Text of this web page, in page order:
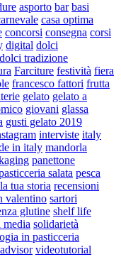
asporto bar basi
casa optima
concorsi consegna corsi
digital dolci
dolci tradizione
Farciture festività fiera
francesco fattori frutta
gelato gelato a
giovani glassa
gusti gelato 2019
interviste italy
in italy mandorla
panettone
salata pesca
tua storia recensioni
valentino sartori
glutine shelf life
media solidarietà
in pasticceria
videotutorial